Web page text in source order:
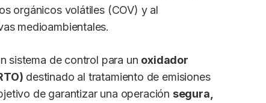
orgánicos volátiles (COV) y al
medioambientales.
sistema de control para un oxidador
destinado al tratamiento de emisiones
de garantizar una operación segura,